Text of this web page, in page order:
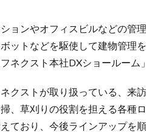
ョンやオフィスビルなどの管
ットなどを駆使して建物管理
ネクスト本社DXショールーム
クストが取り扱っている、来
、草刈りの役割を担える各種
ており、今後ラインアップを